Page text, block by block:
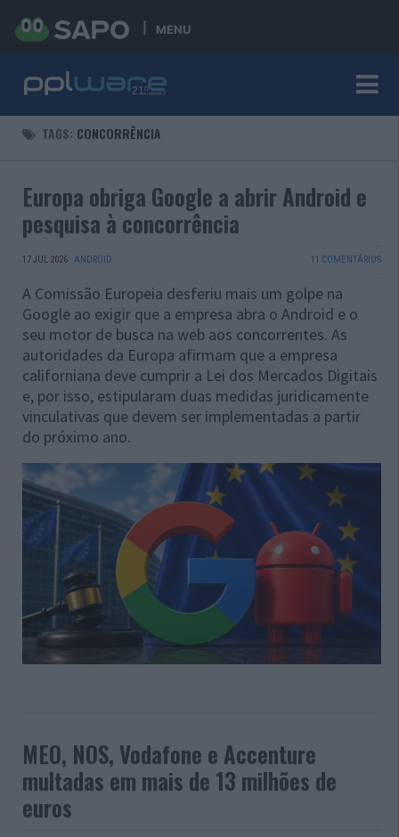
MENU
TAGS: CONCORRÊNCIA
Europa obriga Google a abrir Android e
pesquisa à concorrência
17 JUL 2026 · ANDROID 11 COMENTÁRIOS
A Comissão Europeia desferiu mais um golpe na
Google ao exigir que a empresa abra o Android e o
seu motor de busca na web aos concorrentes. As
autoridades da Europa afirmam que a empresa
californiana deve cumprir a Lei dos Mercados Digitais
e, por isso, estipularam duas medidas juridicamente
vinculativas que devem ser implementadas a partir
do próximo ano.
MEO, NOS, Vodafone e Accenture
multadas em mais de 13 milhões de
euros